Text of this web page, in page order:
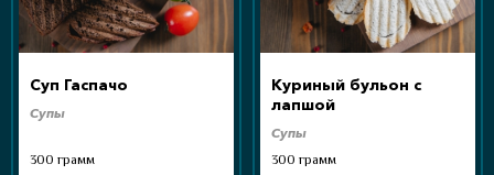
Суп Гаспачо
Супы
300 грамм
Куриный бульон с
лапшой
Супы
300 грамм